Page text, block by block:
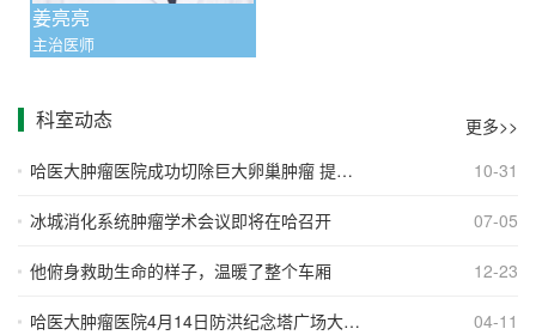
姜亮亮
主治医师
科室动态
更多>>
哈医大肿瘤医院成功切除巨大卵巢肿瘤 提醒
10-31
冰城消化系统肿瘤学术会议即将在哈召开 07-05
他俯身救助生命的样子，温暖了整个车厢 12-23
哈医大肿瘤医院4月14日防洪纪念塔广场大型
04-11